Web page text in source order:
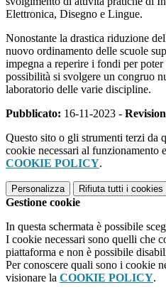
Elettronica, Disegno e Lingue.
Nonostante la drastica riduzione
nuovo ordinamento delle scuole
impegna a reperire i fondi per
possibilità si svolgere un congruo
laboratorio delle varie discipline.
Pubblicato: 16-11-2023 -
Questo sito o gli strumenti terzi da
cookie necessari al
COOKIE POLICY.
Personalizza Rifiuta tutti i cookies
Gestione cookie
In questa schermata è possibile
I cookie necessari sono quelli che
piattaforma e non è possibile
Per conoscere quali sono i cookie
visionare la COOKIE POLICY.